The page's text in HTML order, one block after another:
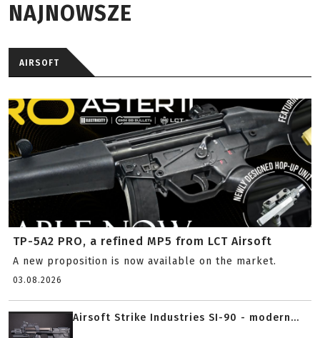
NAJNOWSZE
AIRSOFT
TP-5A2 PRO, a refined MP5 from LCT Airsoft
A new proposition is now available on the market.
03.08.2026
Airsoft Strike Industries SI-90 - modern...